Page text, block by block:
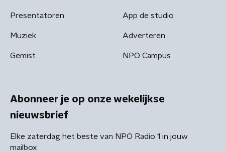
Presentatoren
Muziek
Gemist
App de studio
Adverteren
NPO Campus
Abonneer je op onze wekelijkse
nieuwsbrief
Elke zaterdag het beste van NPO Radio 1 in jouw
mailbox